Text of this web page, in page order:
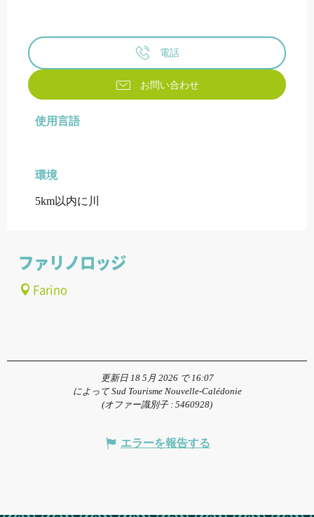
電話
お問い合わせ
使用言語
使用言語
環境
環境
5km以内に川
ファリノロッジ
Farino
更新日 18 5月 2026 で 16:07
によって Sud Tourisme Nouvelle-Calédonie
(オファー識別子 : 5460928)
エラーを報告する